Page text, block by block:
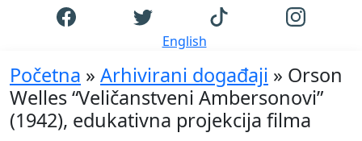
English
Početna » Arhivirani događaji » Orson
Welles “Veličanstveni Ambersonovi”
(1942), edukativna projekcija filma